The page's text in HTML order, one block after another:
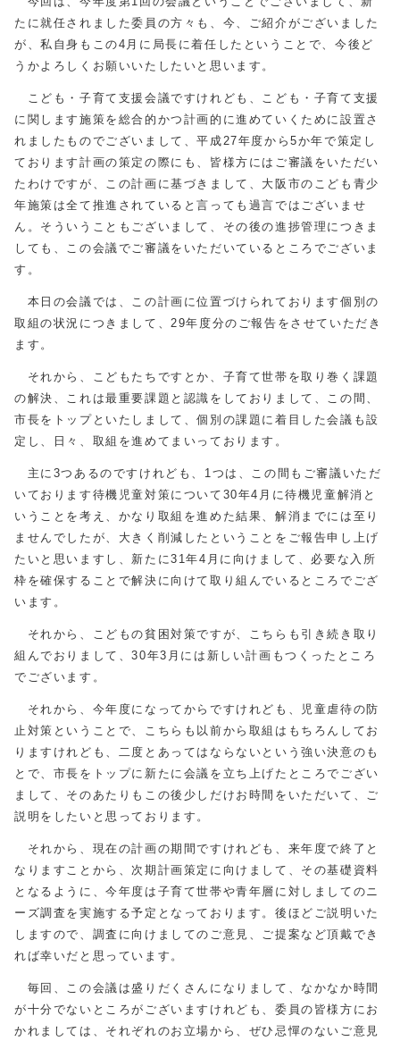
たに就任されました委員の方々も、今、ご紹介がございました
が、私自身もこの4月に局長に着任したということで、今後ど
うかよろしくお願いいたしたいと思います。
こども・子育て支援会議ですけれども、こども・子育て支援
に関します施策を総合的かつ計画的に進めていくために設置さ
れましたものでございまして、平成27年度から5か年で策定し
ております計画の策定の際にも、皆様方にはご審議をいただい
たわけですが、この計画に基づきまして、大阪市のこども青少
年施策は全て推進されていると言っても過言ではございませ
ん。そういうこともございまして、その後の進捗管理につきま
しても、この会議でご審議をいただいているところでございま
す。
本日の会議では、この計画に位置づけられております個別の
取組の状況につきまして、29年度分のご報告をさせていただき
ます。
それから、こどもたちですとか、子育て世帯を取り巻く課題
の解決、これは最重要課題と認識をしておりまして、この間、
市長をトップといたしまして、個別の課題に着目した会議も設
定し、日々、取組を進めてまいっております。
主に3つあるのですけれども、1つは、この間もご審議いただ
いております待機児童対策について30年4月に待機児童解消と
いうことを考え、かなり取組を進めた結果、解消までには至り
ませんでしたが、大きく削減したということをご報告申し上げ
たいと思いますし、新たに31年4月に向けまして、必要な入所
枠を確保することで解決に向けて取り組んでいるところでござ
います。
それから、こどもの貧困対策ですが、こちらも引き続き取り
組んでおりまして、30年3月には新しい計画もつくったところ
でございます。
それから、今年度になってからですけれども、児童虐待の防
止対策ということで、こちらも以前から取組はもちろんしてお
りますけれども、二度とあってはならないという強い決意のも
とで、市長をトップに新たに会議を立ち上げたところでござい
まして、そのあたりもこの後少しだけお時間をいただいて、ご
説明をしたいと思っております。
それから、現在の計画の期間ですけれども、来年度で終了と
なりますことから、次期計画策定に向けまして、その基礎資料
となるように、今年度は子育て世帯や青年層に対しましてのニ
ーズ調査を実施する予定となっております。後ほどご説明いた
しますので、調査に向けましてのご意見、ご提案など頂戴でき
れば幸いだと思っています。
毎回、この会議は盛りだくさんになりまして、なかなか時間
が十分でないところがございますけれども、委員の皆様方にお
かれましては、それぞれのお立場から、ぜひ忌憚のないご意見